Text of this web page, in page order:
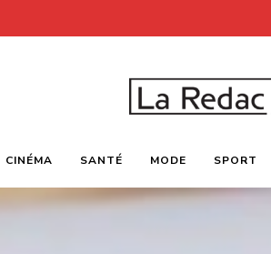
LA
REDAC-
des
étudiants
l'ESJ
CINÉMA SANTÉ MODE SPORT